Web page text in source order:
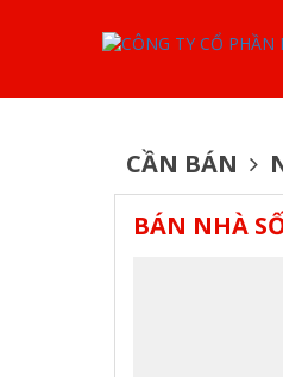
CẦN BÁN
BÁN NHÀ